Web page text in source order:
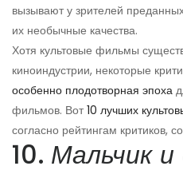
вызывают у зрителей
их необычные качества.
Хотя культовые фильмы
киноиндустрии, некоторые
особенно плодотворная эпоха
фильмов. Вот10 лучших
согласно рейтингам
10. Мальчик и